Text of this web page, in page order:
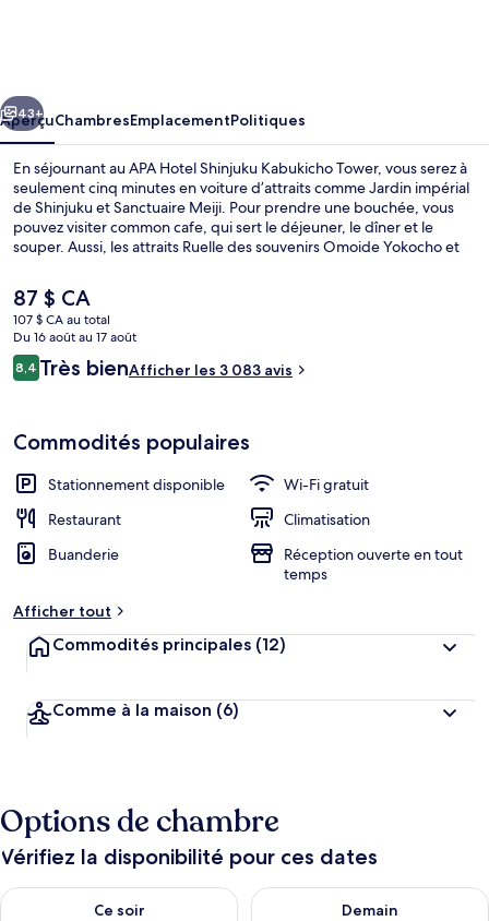
Kabukicho
Tower
Suivant
43+
AperçuChambresEmplacementPolitiques
En séjournant au APA Hotel Shinjuku Kabukicho Tower, vous serez à
seulement cinq minutes en voiture d’attraits comme Jardin impérial
de Shinjuku et Sanctuaire Meiji. Pour prendre une bouchée, vous
pouvez visiter common cafe, qui sert le déjeuner, le dîner et le
souper. Aussi, les attraits Ruelle des souvenirs Omoide Yokocho et
personnel serviable et l’emplacement sont des éléments très prisés
par les voyageurs. L’hébergement se situe à quelques minutes de
marche du transport en commun : Station de métro Shinjuku-
Nishiguchi se trouve à 5 minutes et Station de métro Shinjuku-
Sanchōme est à 8 minutes.
Le
prix
actuel
est
de 87 $ CA
87 $ CA
107 $ CA au total
Du 16 août au 17 août
Avis
8,48,4 sur 10 –
Très bienAfficher les 3 083 avis
Commodités populaires
Stationnement disponible
Wi-Fi gratuit
Restaurant
Climatisation
Buanderie
Réception ouverte en tout
temps
Afficher tout
Commodités principales (12)
Comme à la maison (6)
Options de chambre
Vérifiez la disponibilité pour ces dates
Ce soir
Vérifier la disponibilité pour ce soir août 6 - août 7
Demain
Vérifier la disponibilité pour